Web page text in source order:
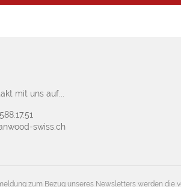
mit uns auf...
swiss.ch
zum Bezug unseres Newsletters werden